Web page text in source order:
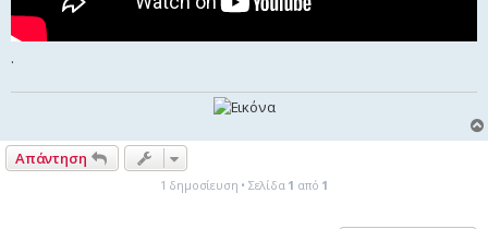
.
Απάντηση
1 δημοσίευση • Σελίδα 1 από 1